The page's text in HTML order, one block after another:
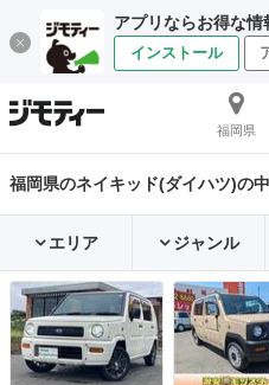
アプリならお得な情
インストール
福岡県
福岡県のネイキッド(ダイハツ)の
エリア ジャンル